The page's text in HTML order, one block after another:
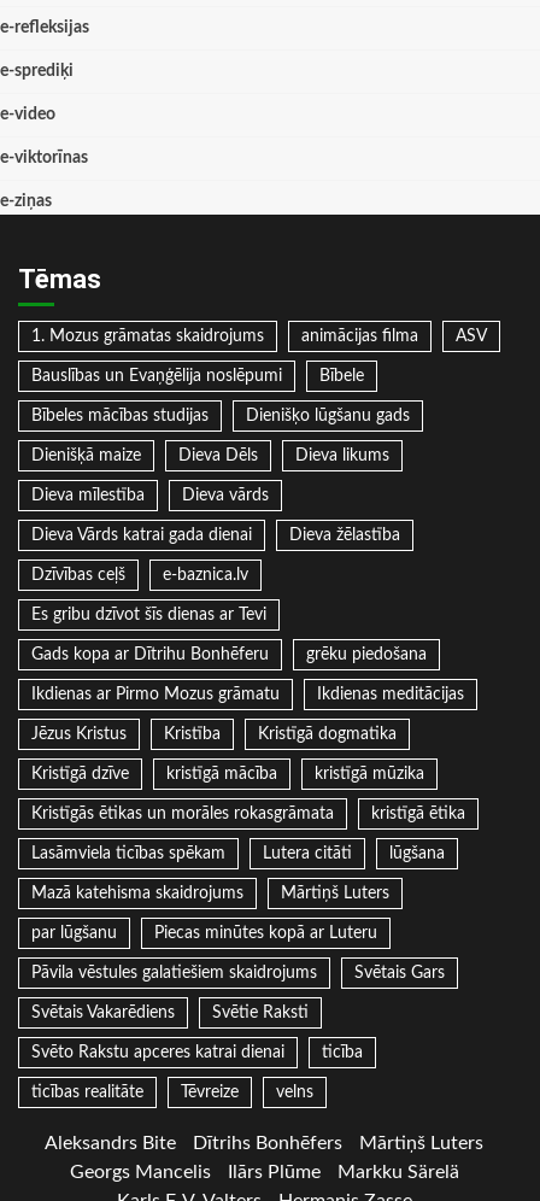
e-refleksijas
e-sprediķi
e-video
e-viktorīnas
e-ziņas
Tēmas
1. Mozus grāmatas skaidrojums animācijas filma ASV
Bauslības un Evaņģēlija noslēpumi Bībele
Bībeles mācības studijas Dienišķo lūgšanu gads
Dienišķā maize Dieva Dēls Dieva likums
Dieva mīlestība Dieva vārds
Dieva Vārds katrai gada dienai Dieva žēlastība
Dzīvības ceļš e-baznica.lv
Es gribu dzīvot šīs dienas ar Tevi
Gads kopa ar Dītrihu Bonhēferu grēku piedošana
Ikdienas ar Pirmo Mozus grāmatu Ikdienas meditācijas
Jēzus Kristus Kristība Kristīgā dogmatika
Kristīgā dzīve kristīgā mācība kristīgā mūzika
Kristīgās ētikas un morāles rokasgrāmata kristīgā ētika
Lasāmviela ticības spēkam Lutera citāti lūgšana
Mazā katehisma skaidrojums Mārtiņš Luters
par lūgšanu Piecas minūtes kopā ar Luteru
Pāvila vēstules galatiešiem skaidrojums Svētais Gars
Svētais Vakarēdiens Svētie Raksti
Svēto Rakstu apceres katrai dienai ticība
ticības realitāte Tēvreize velns
Aleksandrs Bite Dītrihs Bonhēfers
Mārtiņš Luters
Georgs Mancelis
Ilārs Plūme
Markku Särelä